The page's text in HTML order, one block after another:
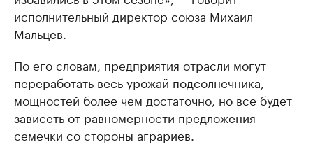
исполнительный директор союза Михаил
Мальцев.
По его словам, предприятия отрасли могут
переработать весь урожай подсолнечника,
мощностей более чем достаточно, но все будет
зависеть от равномерности предложения
семечки со стороны аграриев.